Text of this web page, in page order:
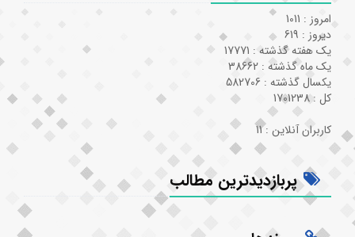
امروز : 1011
دیروز : 619
یک هفته گذشته : 17771
یک ماه گذشته : 38662
یکسال گذشته : 582706
کل : 1701238
کاربران آنلاین : 11
پربازدیدترین مطالب